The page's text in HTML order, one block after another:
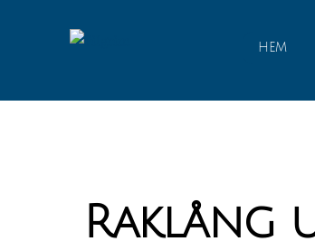
HEM
Raklång